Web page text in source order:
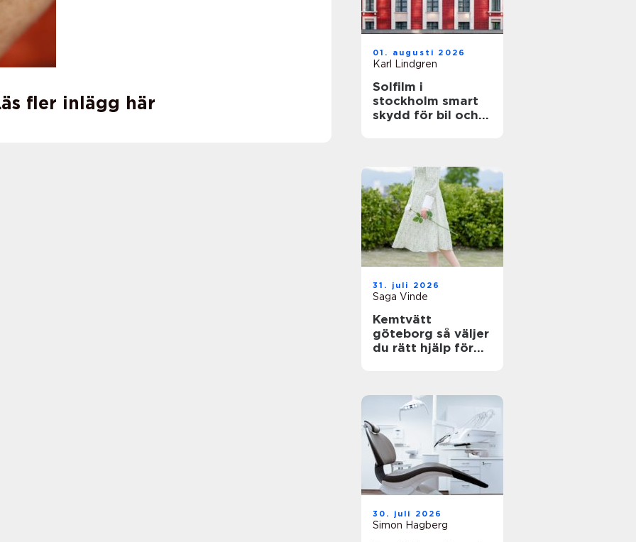
fler inlägg här
01. augusti 2026
Karl Lindgren
Solfilm i
stockholm smart
skydd för bil och
31. juli 2026
Saga Vinde
Kemtvätt
göteborg så väljer
du rätt hjälp för
30. juli 2026
Simon Hagberg